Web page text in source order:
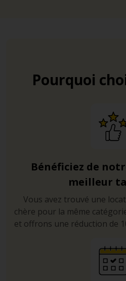
Pourquoi
Bénéficiez de
meilleur
Vous avez trouvé une
chère pour la même
et offrons une réduction de